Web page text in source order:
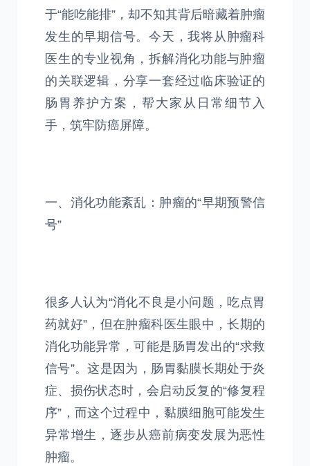
于“能吃能排”，却不知其背后暗藏着肿瘤
发生的早期信号。今天，我将从肿瘤科
医生的专业视角，拆解消化功能与肿瘤
的关联逻辑，分享一套经过临床验证的
肠胃养护方案，帮大家从日常细节入
手，筑牢防癌屏障。
一、消化功能紊乱：肿瘤的“早期预警信
号”
很多人认为“消化不良是小问题，吃点胃
药就好”，但在肿瘤科医生眼中，长期的
消化功能异常，可能是肠胃发出的“求救
信号”。这是因为，肠胃黏膜长期处于炎
症、损伤状态时，会启动反复的“修复程
序”，而这个过程中，黏膜细胞可能发生
异常增生，逐步从癌前病变发展为恶性
肿瘤。